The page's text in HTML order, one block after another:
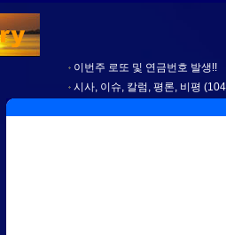
이번주 로또 및 연금번호 발생!!
시사, 이슈, 칼럼, 평론, 비평